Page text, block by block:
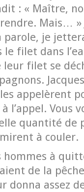
: « Maître,
Mais… »
je
le filet dans
filet se
appelèrent
l’appel. Vous
quantité de
à couler.
hommes à
de la
donna assez